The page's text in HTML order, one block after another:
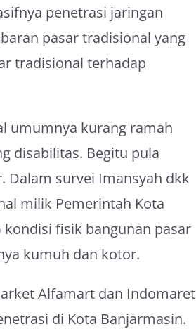
penetrasi jaringan
pasar tradisional yang
tradisional terhadap
umumnya kurang ramah
disabilitas. Begitu pula
Dalam survei Imansyah dkk
milik Pemerintah Kota
fisik bangunan pasar
kumuh dan kotor.
Alfamart dan Indomaret
di Kota Banjarmasin.